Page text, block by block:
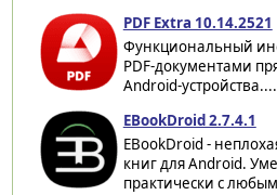
PDF Extra 10.14.2521
Функциональный
PDF-документами
Android-устройства....
EBookDroid 2.7.4.1
EBookDroid -
книг для Android.
практически с